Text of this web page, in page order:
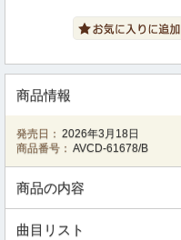
商品情報
発売日： 2026年3月18日
商品番号： AVCD-61678/B
商品の内容
曲目リスト